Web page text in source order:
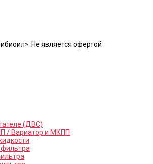
Не является офертой
(ДВС)
/ Вариатор и МКПП